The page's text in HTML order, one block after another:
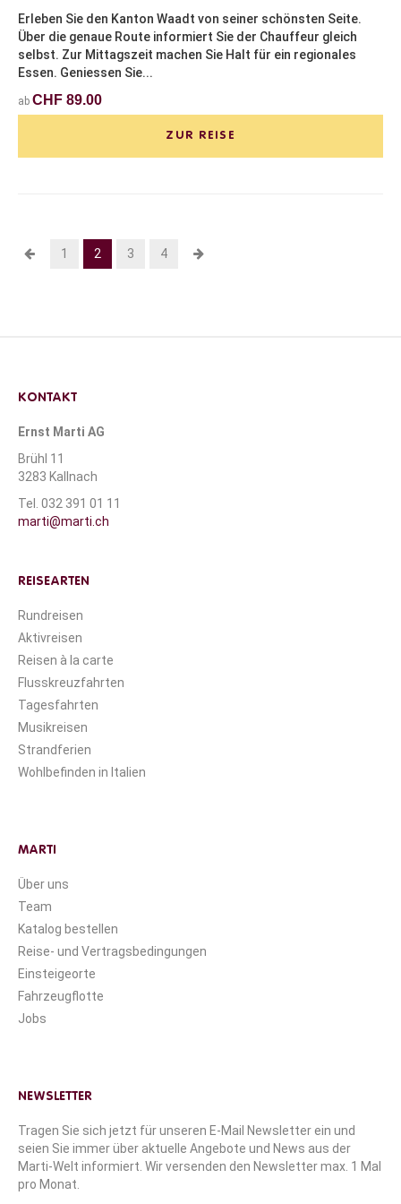
Erleben Sie den Kanton Waadt von seiner schönsten Seite.
Über die genaue Route informiert Sie der Chauffeur gleich
selbst. Zur Mittagszeit machen Sie Halt für ein regionales
Essen. Geniessen Sie...
ab CHF 89.00
ZUR REISE
1 2 3 4
KONTAKT
Ernst Marti AG
Brühl 11
3283 Kallnach
Tel. 032 391 01 11
marti@marti.ch
REISEARTEN
Rundreisen
Aktivreisen
Reisen à la carte
Flusskreuzfahrten
Tagesfahrten
Musikreisen
Strandferien
Wohlbefinden in Italien
MARTI
Über uns
Team
Katalog bestellen
Reise- und Vertragsbedingungen
Einsteigeorte
Fahrzeugflotte
Jobs
NEWSLETTER
Tragen Sie sich jetzt für unseren E-Mail Newsletter ein und
seien Sie immer über aktuelle Angebote und News aus der
Marti-Welt informiert. Wir versenden den Newsletter max. 1 Mal
pro Monat.